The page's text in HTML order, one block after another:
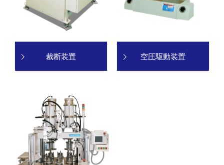
裁断装置 空圧駆動装置